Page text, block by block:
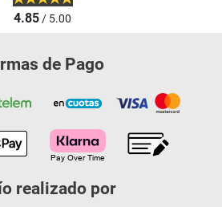
4.85/ 5.00
de Pago
realizado por